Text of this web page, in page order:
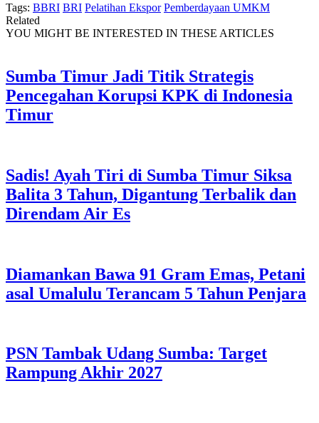
Tags: BBRI BRI Pelatihan Ekspor Pemberdayaan UMKM
Related
YOU MIGHT BE INTERESTED IN THESE ARTICLES
Sumba Timur Jadi Titik Strategis
Pencegahan Korupsi KPK di Indonesia
Timur
Sadis! Ayah Tiri di Sumba Timur Siksa
Balita 3 Tahun, Digantung Terbalik dan
Direndam Air Es
Diamankan Bawa 91 Gram Emas, Petani
asal Umalulu Terancam 5 Tahun Penjara
PSN Tambak Udang Sumba: Target
Rampung Akhir 2027